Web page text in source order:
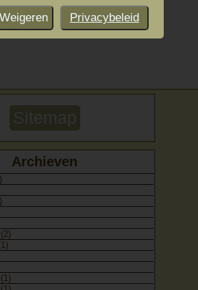
Sitemap
Archieven
(2)
(1)
Weigeren Privacybeleid